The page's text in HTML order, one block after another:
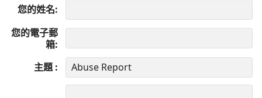
您的姓名
您的電子郵
箱
主題